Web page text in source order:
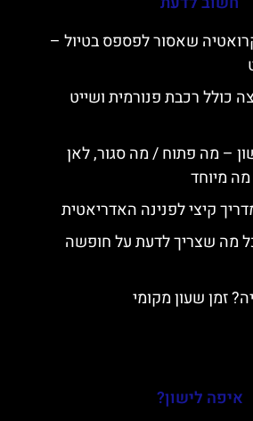
קרואטיה שאסור לפספס בטיול –
כולל רכבת פנורמית ושייט
– מה פתוח / מה סגור, לאן
מיוחד
קיצי לפנינה האדריאטית
מה שצריך לדעת על חופשה
זמן שעון מקומי
איפה לישון?